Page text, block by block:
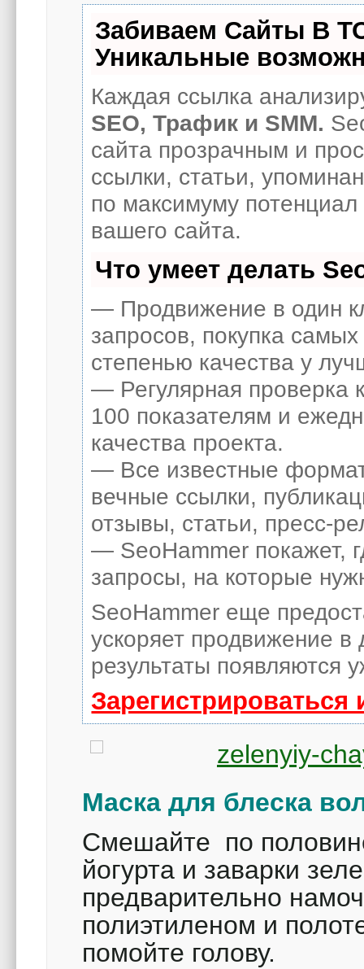
Забиваем Сайты В
Уникальные
Каждая ссылка
SEO, Трафик и SMM.
сайта прозрачным и
ссылки, статьи,
по максимуму
вашего сайта.
Что умеет делать
— Продвижение в один
запросов, покупка
степенью качества у
— Регулярная проверка
100 показателям и
качества проекта.
— Все известные
вечные ссылки,
отзывы, статьи, пресс-
— SeoHammer покажет,
запросы, на которые
SeoHammer еще
ускоряет продвижение в
результаты появляются
Маска для блеска
Смешайте по
йогурта и заварки
предварительно
полиэтиленом и
помойте голову.